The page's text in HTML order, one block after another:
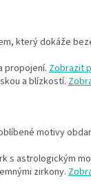
který dokáže
propojení. Zobrazit
a blízkostí.
motivy
s astrologickým
zirkony.